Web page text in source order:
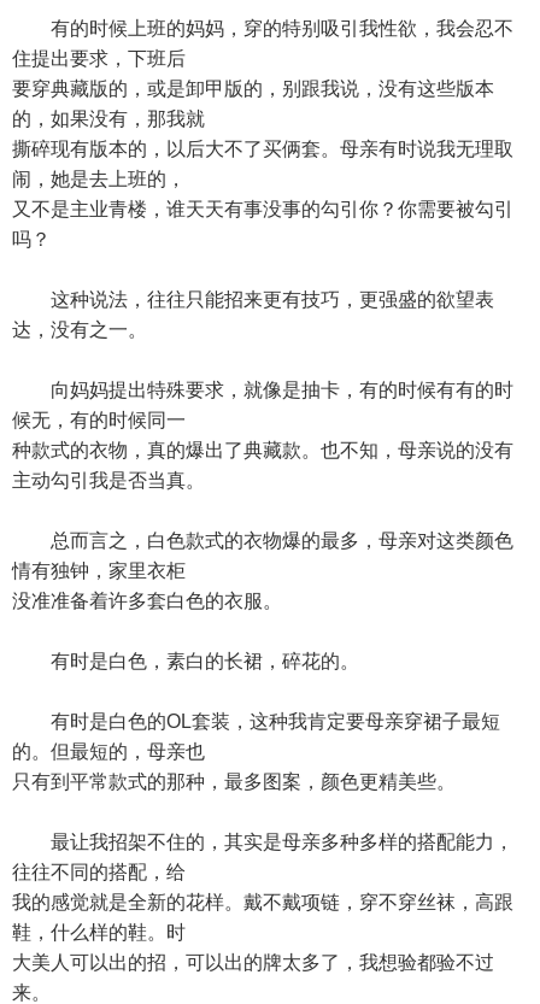
有的时候上班的妈妈，穿的特别吸引我性欲，我会忍不
住提出要求，下班后
要穿典藏版的，或是卸甲版的，别跟我说，没有这些版本
的，如果没有，那我就
撕碎现有版本的，以后大不了买俩套。母亲有时说我无理取
闹，她是去上班的，
又不是主业青楼，谁天天有事没事的勾引你？你需要被勾引
吗？
这种说法，往往只能招来更有技巧，更强盛的欲望表
达，没有之一。
向妈妈提出特殊要求，就像是抽卡，有的时候有有的时
候无，有的时候同一
种款式的衣物，真的爆出了典藏款。也不知，母亲说的没有
主动勾引我是否当真。
总而言之，白色款式的衣物爆的最多，母亲对这类颜色
情有独钟，家里衣柜
没准准备着许多套白色的衣服。
有时是白色，素白的长裙，碎花的。
有时是白色的OL套装，这种我肯定要母亲穿裙子最短
的。但最短的，母亲也
只有到平常款式的那种，最多图案，颜色更精美些。
最让我招架不住的，其实是母亲多种多样的搭配能力，
往往不同的搭配，给
我的感觉就是全新的花样。戴不戴项链，穿不穿丝袜，高跟
鞋，什么样的鞋。时
大美人可以出的招，可以出的牌太多了，我想验都验不过
来。